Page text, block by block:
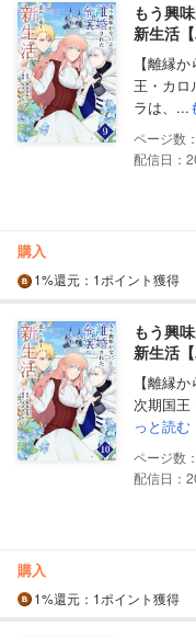
もう興
新生活
【離縁
王・カロ
ラは、...
配信日：
購入
1%還元 ：1ポイント獲得
もう興
新生活
【離縁
次期国王
っと読む
配信日：
購入
1%還元 ：1ポイント獲得